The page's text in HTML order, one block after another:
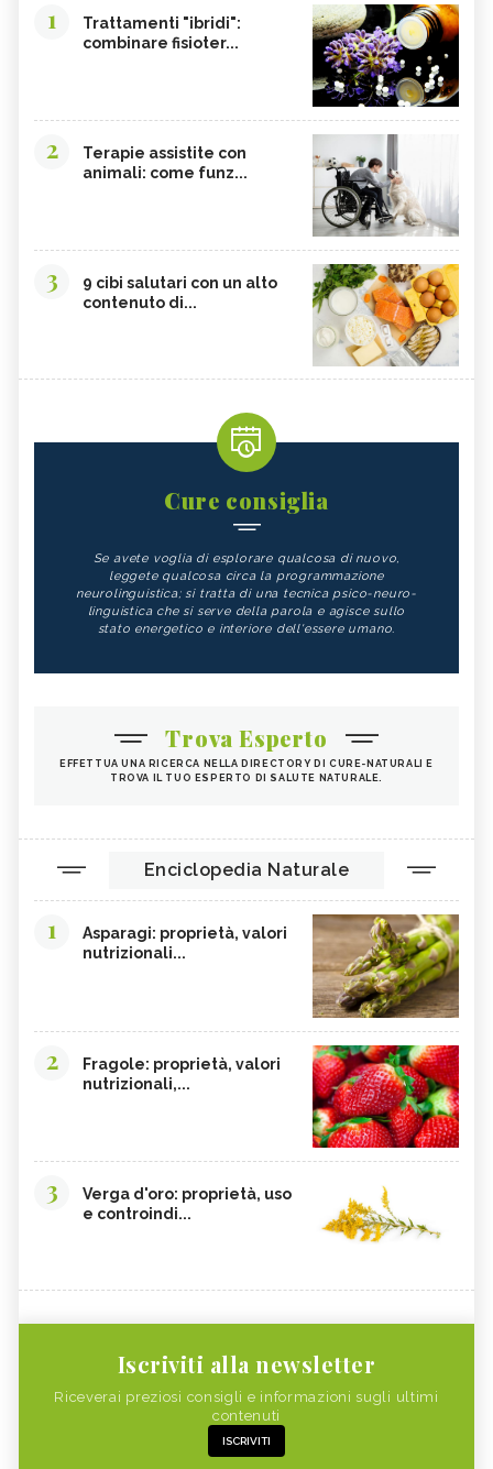
1
Trattamenti "ibridi":
combinare fisioter...
2
Terapie assistite con
animali: come funz...
3
9 cibi salutari con un alto
contenuto di...
Cure consiglia
Se avete voglia di esplorare qualcosa di nuovo,
leggete qualcosa circa la programmazione
neurolinguistica; si tratta di una tecnica psico-neuro-
linguistica che si serve della parola e agisce sullo
stato energetico e interiore dell'essere umano.
Trova Esperto
EFFETTUA UNA RICERCA NELLA DIRECTORY DI CURE-NATURALI E
TROVA IL TUO ESPERTO DI SALUTE NATURALE.
Enciclopedia Naturale
1
Asparagi: proprietà, valori
nutrizionali...
2
Fragole: proprietà, valori
nutrizionali,...
3
Verga d'oro: proprietà, uso
e controindi...
Iscriviti alla newsletter
Riceverai preziosi consigli e informazioni sugli ultimi
contenuti
ISCRIVITI